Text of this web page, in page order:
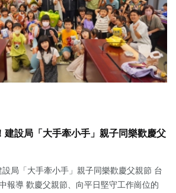
建設局「大手牽小手」親子同樂歡慶父
局「大手牽小手」親子同樂歡慶父親節 台
報導 歡慶父親節、向平日堅守工作崗位的